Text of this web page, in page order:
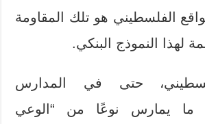
الفلسطيني هو تلك المقاومة
لهذا النموذج البنكي.
حتى في المدارس
ما يمارس نوعًا من “الوعي